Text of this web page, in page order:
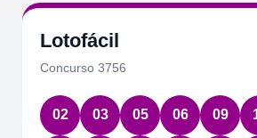
Lotofácil
Concurso 3756
02 03 05 06 09